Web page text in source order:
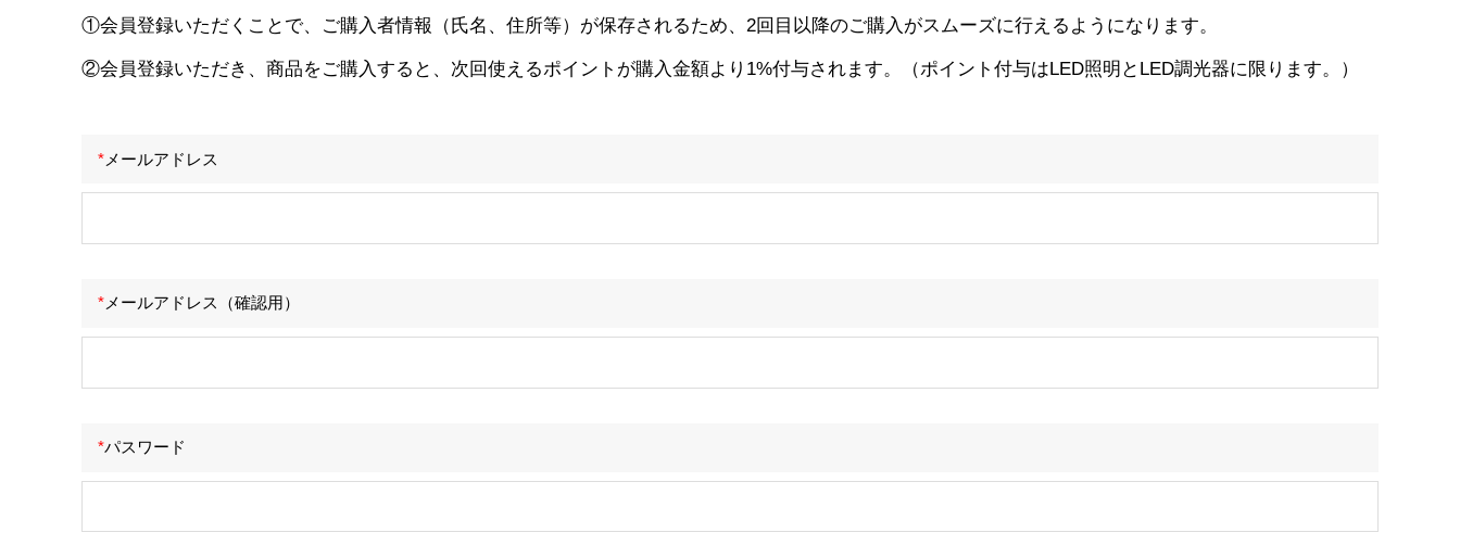
①会員登録いただくことで、ご購入者情報（氏名、住所等）が保存されるため、2回目以降のご購入がスムーズに行えるようになります。
②会員登録いただき、商品をご購入すると、次回使えるポイントが購入金額より1%付与されます。（ポイント付与はLED照明とLED調光器に限ります。）
*メールアドレス
*メールアドレス （確認用）
*パスワード